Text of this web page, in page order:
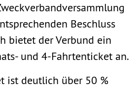
Beschluss
bietet der Verbund ein
und 4-Fahrtenticket an.
ist deutlich über 50 %